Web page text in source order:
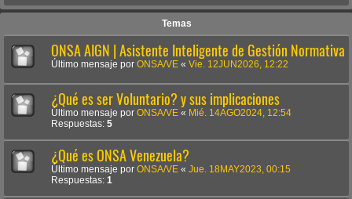
Temas
ONSA AIGN | Asistente Inteligente de Gestión Normativa
Último mensaje por ONSA/VE « Vie. 12JUN2026, 12:22
¿Qué es ser Voluntario? y sus implicaciones
Último mensaje por ONSA/VE « Mié. 14AGO2024, 12:54
Respuestas: 5
¿Qué es ONSA Venezuela?
Último mensaje por ONSA/VE « Jue. 18MAY2023, 00:15
Respuestas: 1